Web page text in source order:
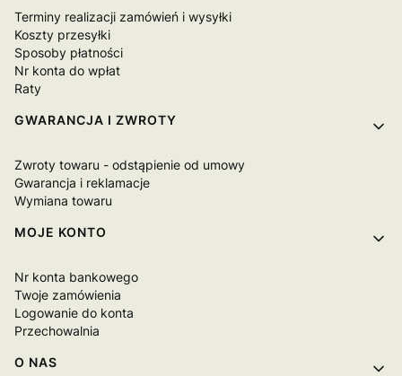
Terminy realizacji zamówień i wysyłki
Koszty przesyłki
Sposoby płatności
Nr konta do wpłat
Raty
GWARANCJA I ZWROTY
Zwroty towaru - odstąpienie od umowy
Gwarancja i reklamacje
Wymiana towaru
MOJE KONTO
Nr konta bankowego
Twoje zamówienia
Logowanie do konta
Przechowalnia
O NAS